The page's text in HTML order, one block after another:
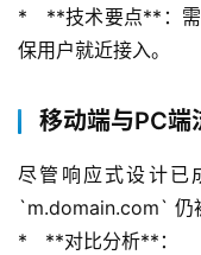
*   **技术要点**：
保用户就近接入。
移动端与PC端
尽管响应式设计已
`m.domain.com` 仍
*   **对比分析**：